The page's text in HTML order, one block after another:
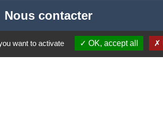
Nous contacter
de Puylaurens
1 rue de la Mairie
want to activate OK, accept all